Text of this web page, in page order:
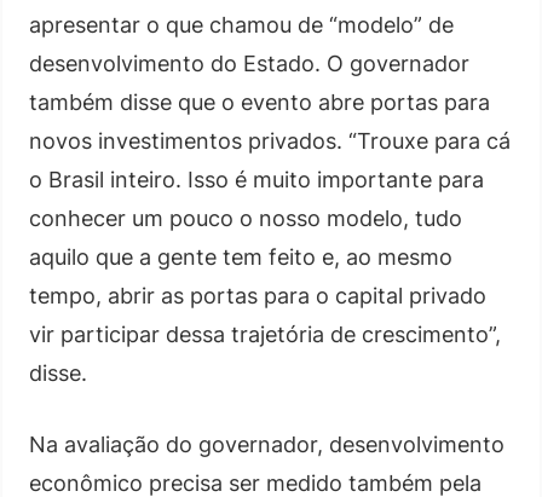
apresentar o que chamou de “modelo” de
desenvolvimento do Estado. O governador
também disse que o evento abre portas para
novos investimentos privados. “Trouxe para cá
o Brasil inteiro. Isso é muito importante para
conhecer um pouco o nosso modelo, tudo
aquilo que a gente tem feito e, ao mesmo
tempo, abrir as portas para o capital privado
vir participar dessa trajetória de crescimento”,
disse.
Na avaliação do governador, desenvolvimento
econômico precisa ser medido também pela